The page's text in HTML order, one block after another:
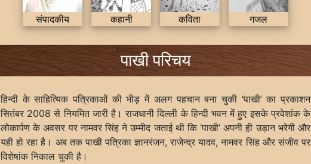
संपादकीय कहानी कविता गजल
पाखी परिचय
हिन्दी के साहित्यिक पत्रिकाओं की भीड़ में अलग पहचान बना चुकी ‘पाखी’ का प्रकाशन
सितंबर 2008 से नियमित जारी है। राजधानी दिल्ली के हिन्दी भवन में हुए इसके प्रवेशांक के
लोकार्पण के अवसर पर नामवर सिंह ने उम्मीद जताई थी कि ‘पाखी’ अपनी ही उड़ान भरेगी और
यही हो रहा है। अब तक पाखी पत्रिका ज्ञानरंजन, राजेन्द्र यादव, नामवर सिंह और संजीव पर
विशेषांक निकाल चुकी है।